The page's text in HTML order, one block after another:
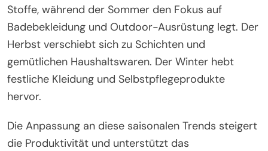
Stoffe, während der Sommer den Fokus auf
Badebekleidung und Outdoor-Ausrüstung legt. Der
Herbst verschiebt sich zu Schichten und
gemütlichen Haushaltswaren. Der Winter hebt
festliche Kleidung und Selbstpflegeprodukte
hervor.
Die Anpassung an diese saisonalen Trends steigert
die Produktivität und unterstützt das